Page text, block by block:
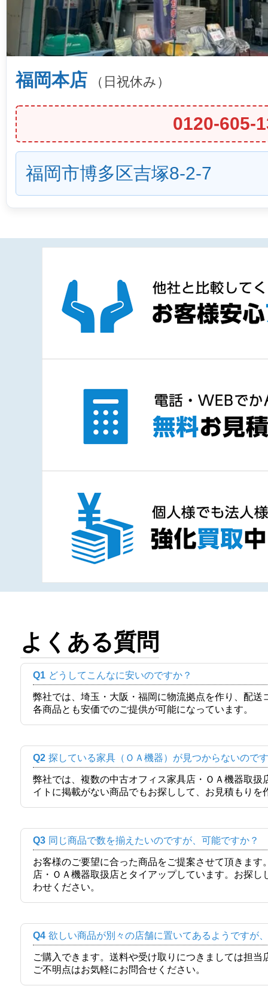
福岡本店 （日祝休み）
0120-605-
福岡市博多区吉塚8-2-7
よくある質問
Q1 どうしてこんなに安いのですか？
弊社では、埼玉・大阪・福岡に物流拠点を作り、配
各商品とも安価でのご提供が可能になっています。
Q2 探している家具（ＯＡ機器）が見つからないので
弊社では、複数の中古オフィス家具店・ＯＡ機器取
イトに掲載がない商品でもお探しして、お見積もりを
Q3 同じ商品で数を揃えたいのですが、可能ですか？
お客様のご要望に合った商品をご提案させて頂きま
店・ＯＡ機器取扱店とタイアップしています。お探
わせください。
Q4 欲しい商品が別々の店舗に置いてあるようですが
ご購入できます。送料や受け取りにつきましては担
ご不明点はお気軽にお問合せください。